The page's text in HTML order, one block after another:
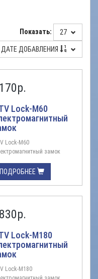
Показать: 27
ДАТЕ ДОБАВЛЕНИЯ
р.
Lock-M60
Lock-M60
замок
офисных дверей с
наружу и
(c помощью Bracket
в комплекте с крепежной
кг, анодированный
темп ...
ПОДРОБНЕЕ
р.
Lock-M180
Lock-M180